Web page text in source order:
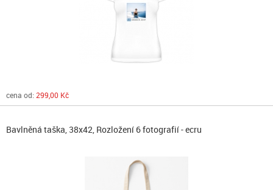
cena od: 299,00 Kč
Bavlněná taška, 38x42, Rozložení 6 fotografií - ecru